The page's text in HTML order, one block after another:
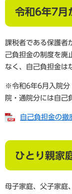
令和6年7月
課税者である保護者
己負担金の制度を廃
なく、自己負担金は
※令和6年6月入院分
院・通院分には自己
自己負担金の
ひとり親家
母子家庭、父子家庭